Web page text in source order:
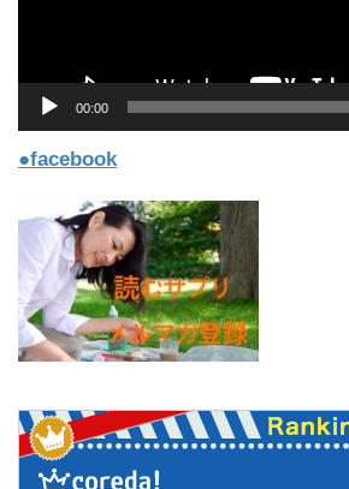
00:00
●facebook